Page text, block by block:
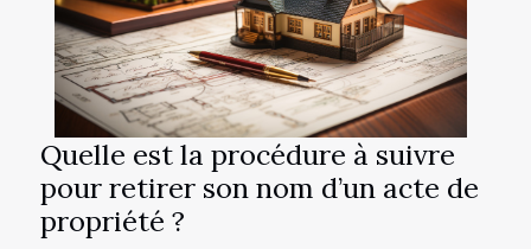
Quelle est la procédure à suivre
pour retirer son nom d’un acte de
propriété ?